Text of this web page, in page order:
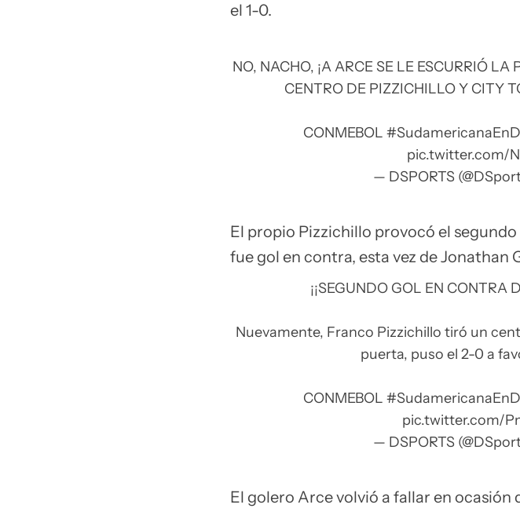
el 1-0.
NO, NACHO, ¡A ARCE SE LE ESCURRIÓ
CENTRO DE PIZZICHILLO Y CITY
CONMEBOL
pic.twitter.com/
— DSPORTS
El propio Pizzichillo provocó el
fue gol en contra, esta vez de Jonathan
¡¡SEGUNDO GOL EN CONTRA
Nuevamente, Franco Pizzichillo tiró un
puerta, puso el 2-0 a
CONMEBOL
pic.twitter.com/
— DSPORTS
El golero Arce volvió a fallar en ocasión